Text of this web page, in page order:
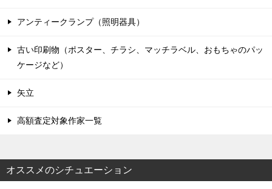
アンティークランプ（照明器具）
古い印刷物（ポスター、チラシ、マッチラベル、おもちゃのパッ
ケージなど）
矢立
高額査定対象作家一覧
オススメのシチュエーション